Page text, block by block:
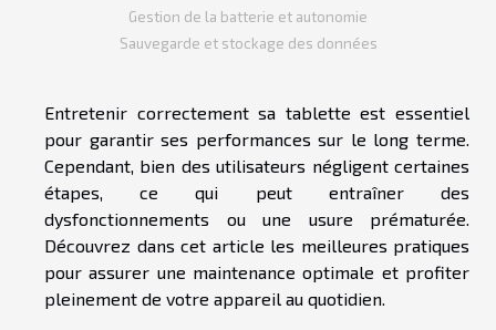
Gestion de la batterie et autonomie
Sauvegarde et stockage des données
Entretenir correctement sa tablette est essentiel
pour garantir ses performances sur le long terme.
Cependant, bien des utilisateurs négligent certaines
étapes, ce qui peut entraîner des
dysfonctionnements ou une usure prématurée.
Découvrez dans cet article les meilleures pratiques
pour assurer une maintenance optimale et profiter
pleinement de votre appareil au quotidien.